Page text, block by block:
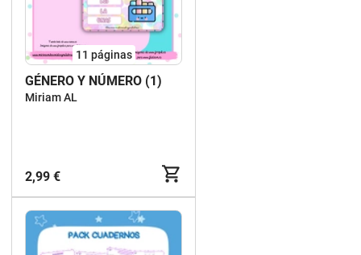
11 páginas
GÉNERO Y NÚMERO (1)
Miriam AL
2,99 €